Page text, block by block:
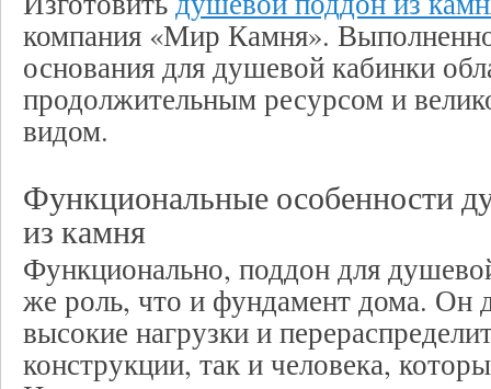
компания «Мир Камня».
основания для душевой кабинки
продолжительным ресурсом и
видом.
Функциональные особенности
из камня
Функционально, поддон для
же роль, что и фундамент дома. Он
высокие нагрузки и
конструкции, так и человека,